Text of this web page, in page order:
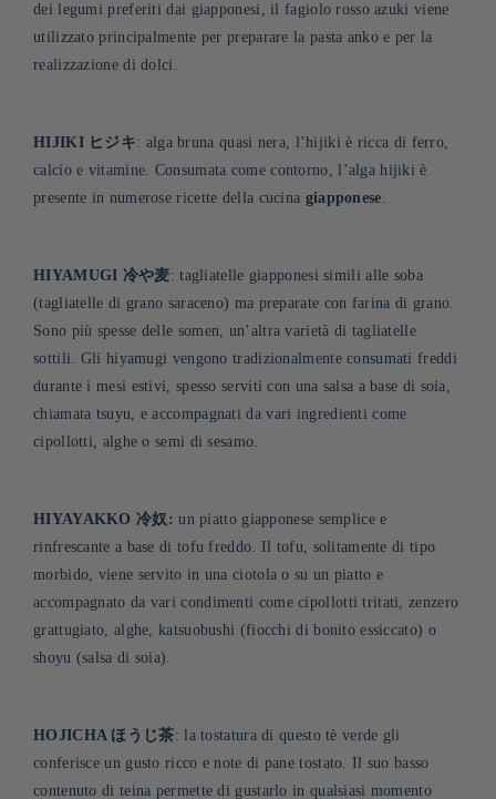
dei legumi preferiti dai giapponesi, il fagiolo rosso azuki viene
utilizzato principalmente per preparare la pasta anko e per la
realizzazione di dolci.
HIJIKI ヒジキ: alga bruna quasi nera, l’hijiki è ricca di ferro,
calcio e vitamine. Consumata come contorno, l’alga hijiki è
presente in numerose ricette della cucina giapponese.
HIYAMUGI 冷や麦: tagliatelle giapponesi simili alle soba
(tagliatelle di grano saraceno) ma preparate con farina di grano.
Sono più spesse delle somen, un’altra varietà di tagliatelle
sottili. Gli hiyamugi vengono tradizionalmente consumati freddi
durante i mesi estivi, spesso serviti con una salsa a base di soia,
chiamata tsuyu, e accompagnati da vari ingredienti come
cipollotti, alghe o semi di sesamo.
HIYAYAKKO 冷奴: un piatto giapponese semplice e
rinfrescante a base di tofu freddo. Il tofu, solitamente di tipo
morbido, viene servito in una ciotola o su un piatto e
accompagnato da vari condimenti come cipollotti tritati, zenzero
grattugiato, alghe, katsuobushi (fiocchi di bonito essiccato) o
shoyu (salsa di soia).
HOJICHA ほうじ茶: la tostatura di questo tè verde gli
conferisce un gusto ricco e note di pane tostato. Il suo basso
contenuto di teina permette di gustarlo in qualsiasi momento